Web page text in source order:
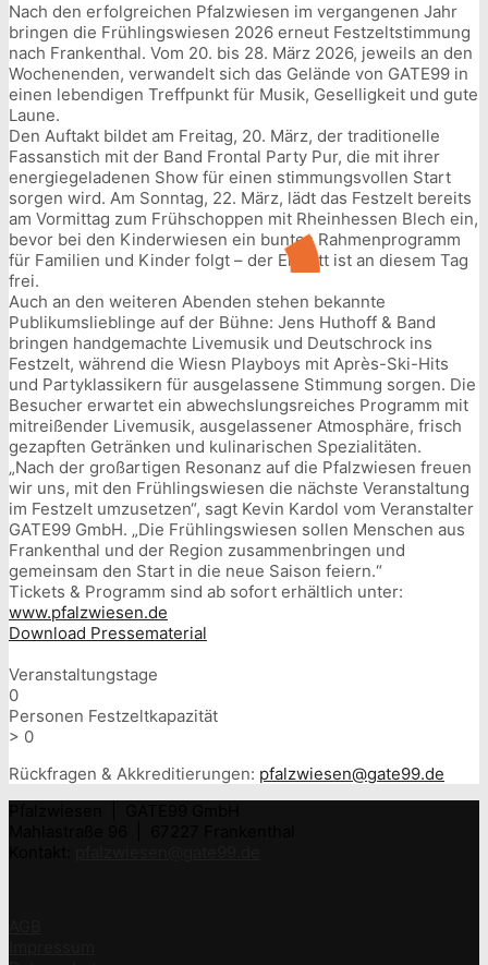
Nach den erfolgreichen Pfalzwiesen im vergangenen Jahr
bringen die Frühlingswiesen 2026 erneut Festzeltstimmung
nach Frankenthal. Vom 20. bis 28. März 2026, jeweils an den
Wochenenden, verwandelt sich das Gelände von GATE99 in
einen lebendigen Treffpunkt für Musik, Geselligkeit und gute
Laune.
Den Auftakt bildet am Freitag, 20. März, der traditionelle
Fassanstich mit der Band Frontal Party Pur, die mit ihrer
energiegeladenen Show für einen stimmungsvollen Start
sorgen wird. Am Sonntag, 22. März, lädt das Festzelt bereits
am Vormittag zum Frühschoppen mit Rheinhessen Blech ein,
bevor bei den Kinderwiesen ein buntes Rahmenprogramm
für Familien und Kinder folgt – der Eintritt ist an diesem Tag
frei.
Auch an den weiteren Abenden stehen bekannte
Publikumslieblinge auf der Bühne: Jens Huthoff & Band
bringen handgemachte Livemusik und Deutschrock ins
Festzelt, während die Wiesn Playboys mit Après-Ski-Hits
und Partyklassikern für ausgelassene Stimmung sorgen. Die
Besucher erwartet ein abwechslungsreiches Programm mit
mitreißender Livemusik, ausgelassener Atmosphäre, frisch
gezapften Getränken und kulinarischen Spezialitäten.
„Nach der großartigen Resonanz auf die Pfalzwiesen freuen
wir uns, mit den Frühlingswiesen die nächste Veranstaltung
im Festzelt umzusetzen“, sagt Kevin Kardol vom Veranstalter
GATE99 GmbH. „Die Frühlingswiesen sollen Menschen aus
Frankenthal und der Region zusammenbringen und
gemeinsam den Start in die neue Saison feiern.“
Tickets & Programm sind ab sofort erhältlich unter:
www.pfalzwiesen.de
Download Pressematerial
Veranstaltungstage
0
Personen Festzeltkapazität
> 0
Rückfragen & Akkreditierungen: pfalzwiesen@gate99.de